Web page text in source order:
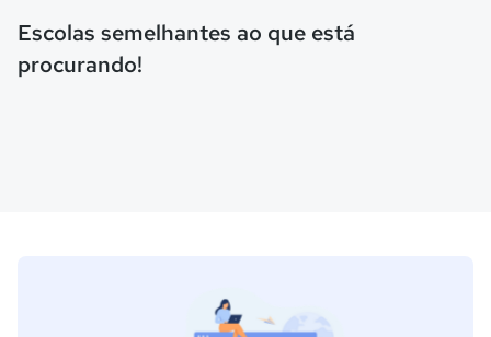
Escolas semelhantes ao que está
procurando!